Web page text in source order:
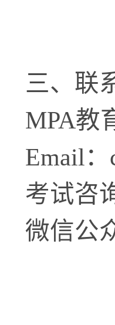
三、联
MPA教
Email：
考试咨
微信公